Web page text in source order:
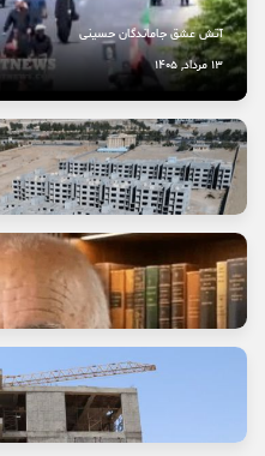
آتش عشق جاماندگان حسینی
13 مرداد, 1405
وعده خانه‌ای که برای خانواده‌ها
11 مرداد, 1405